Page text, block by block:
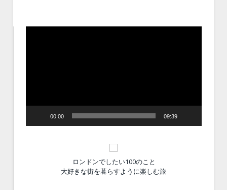
00:00 09:39
ロンドンでしたい100のこと
大好きな街を暮らすように楽しむ旅